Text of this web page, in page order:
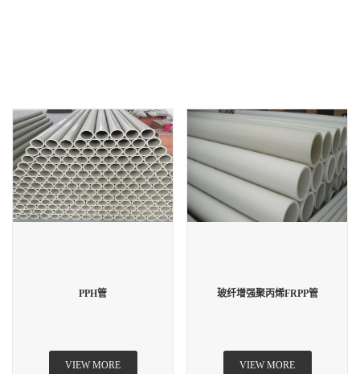
PPH管
VIEW MORE
玻纤增强聚丙烯FRPP管
VIEW MORE